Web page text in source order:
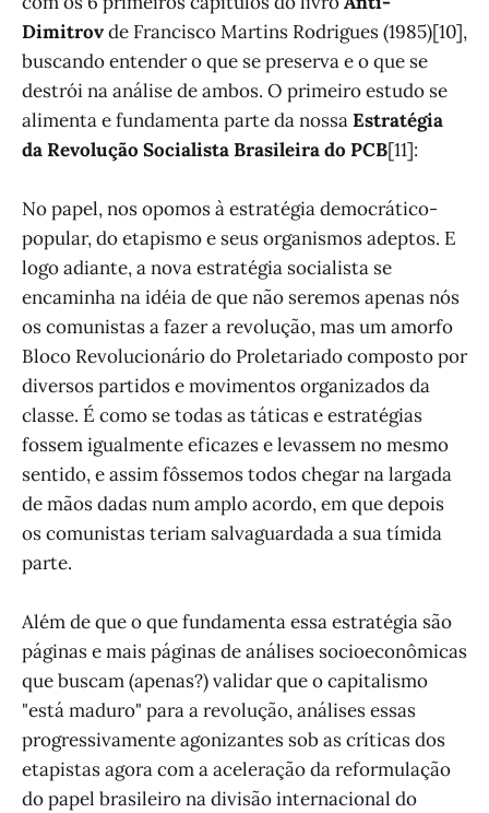
Dimitrovde Francisco Martins Rodrigues (1985)[10],
buscando entender o que se preserva e o que se
destrói na análise de ambos. O primeiro estudo se
alimenta e fundamenta parte da nossaEstratégia
da Revolução Socialista Brasileira do PCB[11]:
No papel, nos opomos à estratégia democrático-
popular, do etapismo e seus organismos adeptos. E
logo adiante, a nova estratégia socialista se
encaminha na idéia de que não seremos apenas nós
os comunistas a fazer a revolução, mas um amorfo
Bloco Revolucionário do Proletariado composto por
diversos partidos e movimentos organizados da
classe. É como se todas as táticas e estratégias
fossem igualmente eficazes e levassem no mesmo
sentido, e assim fôssemos todos chegar na largada
de mãos dadas num amplo acordo, em que depois
os comunistas teriam salvaguardada a sua tímida
parte.
Além de que o que fundamenta essa estratégia são
páginas e mais páginas de análises socioeconômicas
que buscam (apenas?) validar que o capitalismo
"está maduro" para a revolução, análises essas
progressivamente agonizantes sob as críticas dos
etapistas agora com a aceleração da reformulação
do papel brasileiro na divisão internacional do